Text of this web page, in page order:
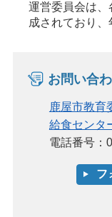
運営委員会は
成されており、
お問い合
鹿屋市教育
給食センタ
電話番号：